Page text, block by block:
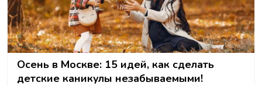
Осень в Москве: 15 идей, как сделать
детские каникулы незабываемыми!